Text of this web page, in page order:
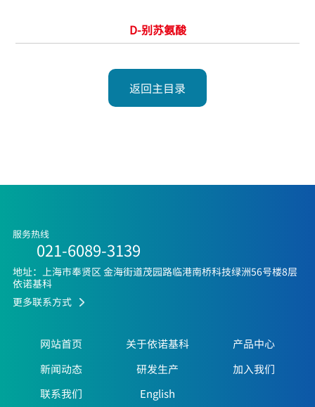
D-别苏氨酸
返回主目录
服务热线
021-6089-3139
地址：上海市奉贤区 金海街道茂园路临港南桥科技绿洲56号楼8层
依诺基科
更多联系方式
网站首页 关于依诺基科
产品中心
新闻动态
研发生产
加入我们
联系我们
English